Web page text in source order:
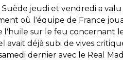
Suède jeudi et vendredi a valu
où l'équipe de France
l'huile sur le feu concernant
avait déjà subi de vives
dernier avec le Real